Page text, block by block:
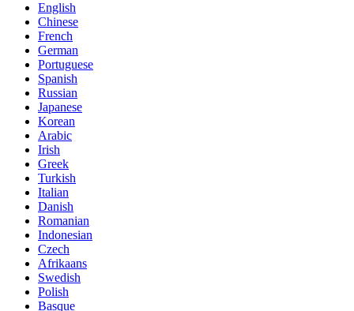
English
Chinese
French
German
Portuguese
Spanish
Russian
Japanese
Korean
Arabic
Irish
Greek
Turkish
Italian
Danish
Romanian
Indonesian
Czech
Afrikaans
Swedish
Polish
Basque